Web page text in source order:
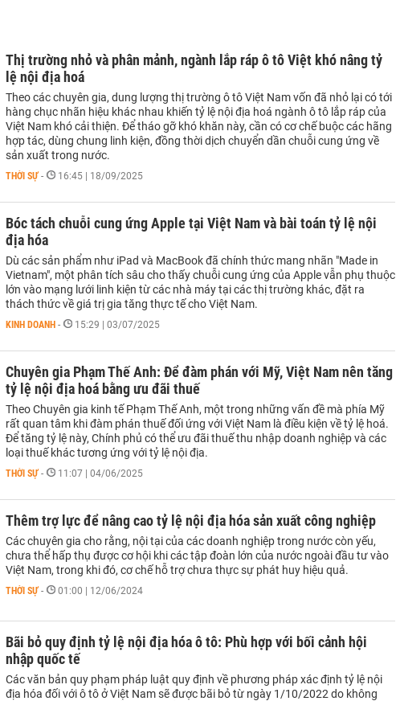
Thị trường nhỏ và phân mảnh, ngành lắp ráp ô tô Việt khó nâng tỷ
lệ nội địa hoá
Theo các chuyên gia, dung lượng thị trường ô tô Việt Nam vốn đã nhỏ lại có tới
hàng chục nhãn hiệu khác nhau khiến tỷ lệ nội địa hoá ngành ô tô lắp ráp của
Việt Nam khó cải thiện. Để tháo gỡ khó khăn này, cần có cơ chế buộc các hãng
hợp tác, dùng chung linh kiện, đồng thời dịch chuyển dần chuỗi cung ứng về
sản xuất trong nước.
THỜI SỰ - 16:45 | 18/09/2025
Bóc tách chuỗi cung ứng Apple tại Việt Nam và bài toán tỷ lệ nội
địa hóa
Dù các sản phẩm như iPad và MacBook đã chính thức mang nhãn "Made in
Vietnam", một phân tích sâu cho thấy chuỗi cung ứng của Apple vẫn phụ thuộc
lớn vào mạng lưới linh kiện từ các nhà máy tại các thị trường khác, đặt ra
thách thức về giá trị gia tăng thực tế cho Việt Nam.
KINH DOANH - 15:29 | 03/07/2025
Chuyên gia Phạm Thế Anh: Để đàm phán với Mỹ, Việt Nam nên tăng
tỷ lệ nội địa hoá bằng ưu đãi thuế
Theo Chuyên gia kinh tế Phạm Thế Anh, một trong những vấn đề mà phía Mỹ
rất quan tâm khi đàm phán thuế đối ứng với Việt Nam là điều kiện về tỷ lệ hoá.
Để tăng tỷ lệ này, Chính phủ có thể ưu đãi thuế thu nhập doanh nghiệp và các
loại thuế khác tương ứng với tỷ lệ nội địa.
THỜI SỰ - 11:07 | 04/06/2025
Thêm trợ lực để nâng cao tỷ lệ nội địa hóa sản xuất công nghiệp
Các chuyên gia cho rằng, nội tại của các doanh nghiệp trong nước còn yếu,
chưa thể hấp thụ được cơ hội khi các tập đoàn lớn của nước ngoài đầu tư vào
Việt Nam, trong khi đó, cơ chế hỗ trợ chưa thực sự phát huy hiệu quả.
THỜI SỰ - 01:00 | 12/06/2024
Bãi bỏ quy định tỷ lệ nội địa hóa ô tô: Phù hợp với bối cảnh hội
nhập quốc tế
Các văn bản quy phạm pháp luật quy định về phương pháp xác định tỷ lệ nội
địa hóa đối với ô tô ở Việt Nam sẽ được bãi bỏ từ ngày 1/10/2022 do không